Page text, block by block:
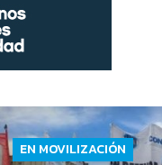
EN MOVILIZACIÓN